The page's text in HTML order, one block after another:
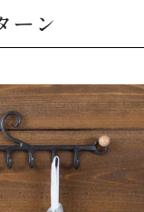
ーン